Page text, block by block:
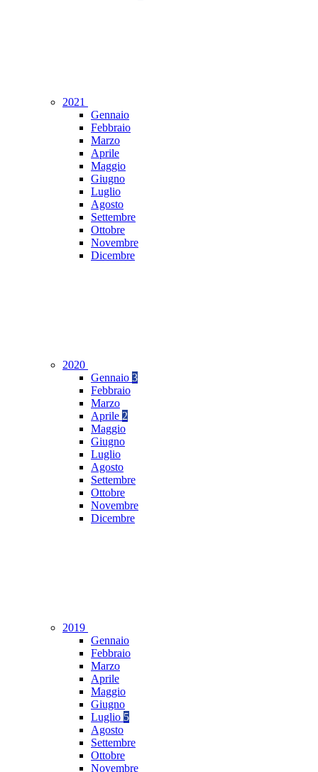
2021
Gennaio
Febbraio
Marzo
Aprile
Maggio
Giugno
Luglio
Agosto
Settembre
Ottobre
Novembre
Dicembre
2020
Gennaio 3
Febbraio
Marzo
Aprile 2
Maggio
Giugno
Luglio
Agosto
Settembre
Ottobre
Novembre
Dicembre
2019
Gennaio
Febbraio
Marzo
Aprile
Maggio
Giugno
Luglio 5
Agosto
Settembre
Ottobre
Novembre